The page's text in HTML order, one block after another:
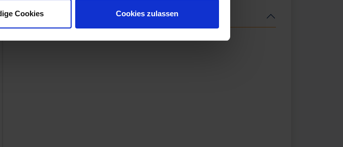
Cookies Cookies zulassen